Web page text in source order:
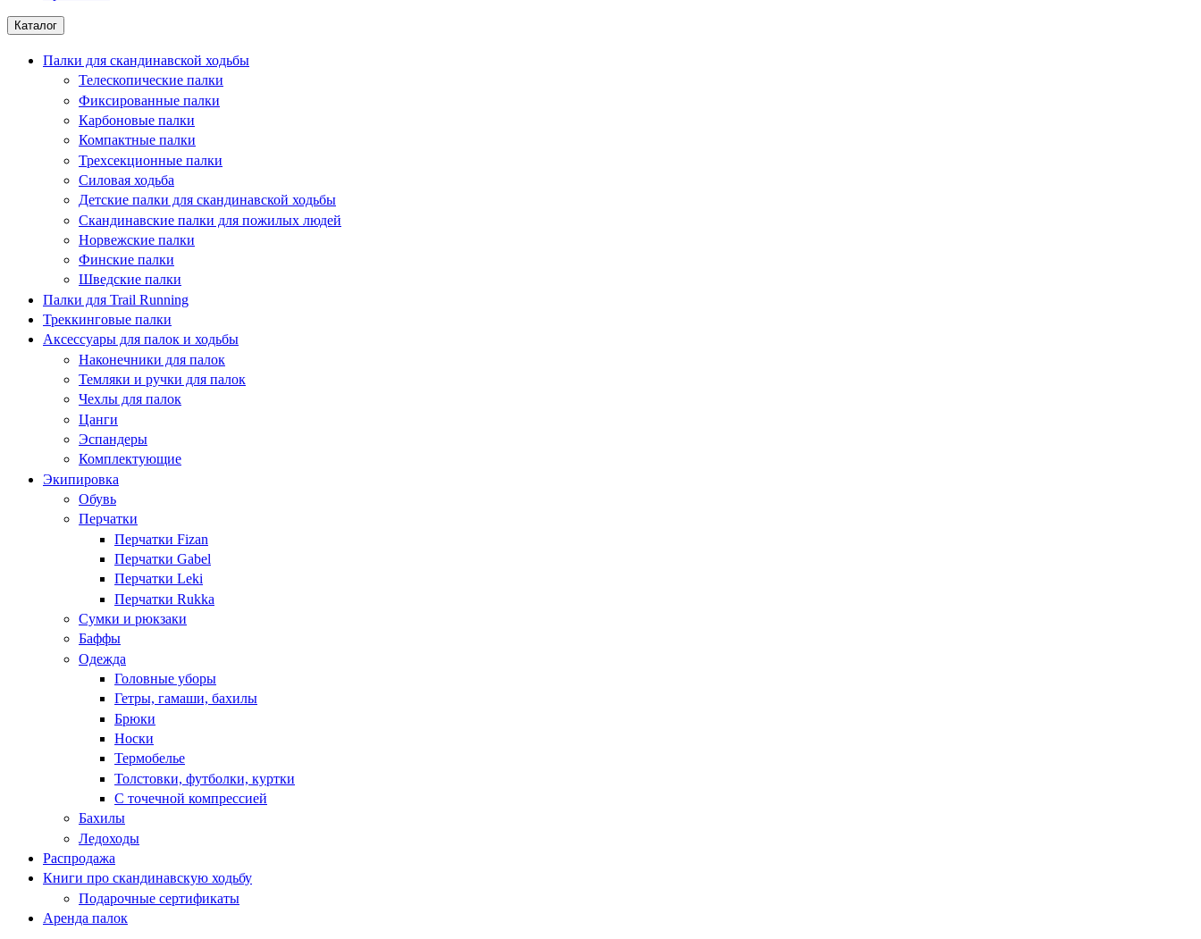
Каталог
Палки для скандинавской ходьбы
Телескопические палки
Фиксированные палки
Карбоновые палки
Компактные палки
Трехсекционные палки
Силовая ходьба
Детские палки для скандинавской ходьбы
Скандинавские палки для пожилых людей
Норвежские палки
Финские палки
Шведские палки
Палки для Trail Running
Треккинговые палки
Аксессуары для палок и ходьбы
Наконечники для палок
Темляки и ручки для палок
Чехлы для палок
Цанги
Эспандеры
Комплектующие
Экипировка
Обувь
Перчатки
Перчатки Fizan
Перчатки Gabel
Перчатки Leki
Перчатки Rukka
Сумки и рюкзаки
Баффы
Одежда
Головные уборы
Гетры, гамаши, бахилы
Брюки
Носки
Термобелье
Толстовки, футболки, куртки
С точечной компрессией
Бахилы
Ледоходы
Распродажа
Книги про скандинавскую ходьбу
Подарочные сертификаты
Аренда палок